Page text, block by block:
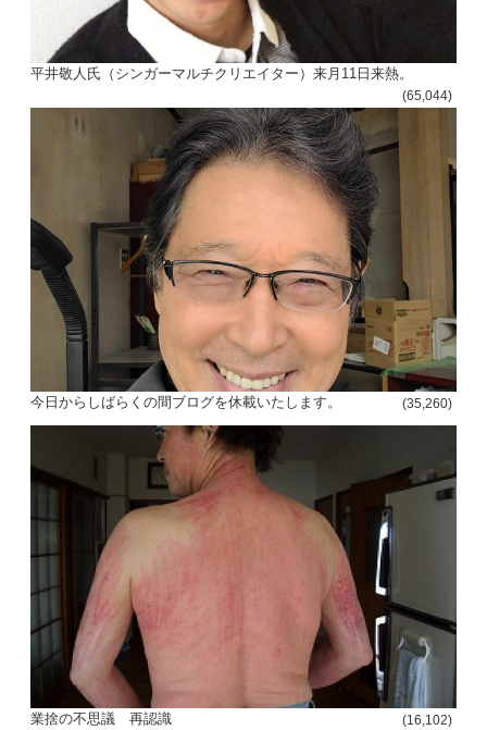
平井敬人氏（シンガーマルチクリエイター）来月11日来熱。
(65,044)
今日からしばらくの間ブログを休載いたします。 (35,260)
業捨の不思議 再認識 (16,102)